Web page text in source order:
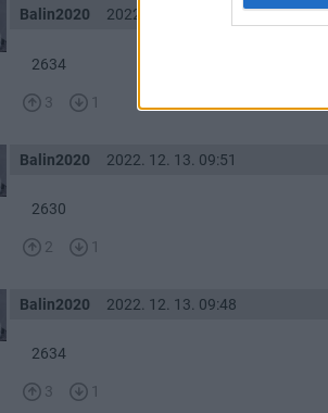
Balin2020 2022. 12. 13. 10:11
2634
3 1
Balin2020 2022. 12. 13. 09:51
2630
2 1
Balin2020 2022. 12. 13. 09:48
2634
3 1